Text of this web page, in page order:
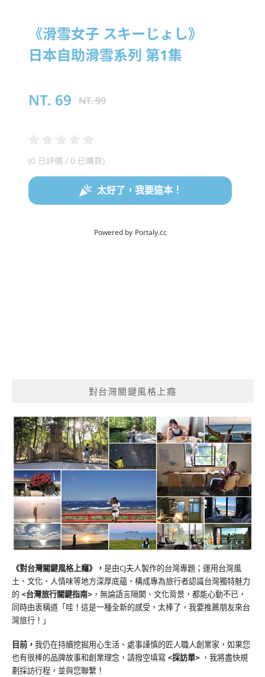
對台灣關鍵風格上癮
《對台灣關鍵風格上癮》 ， 是由CJ夫人製作的台灣專題；運用台灣風
土、文化、人情味等地方深厚底蘊，構成專為旅行者認識台灣獨特魅力
的 <台灣旅行關鍵指南> ，無論語言隔閡、文化背景，都能心動不已，
同時由衷稱道「哇！這是一種全新的感受，太棒了，我要推薦朋友來台
灣旅行！」
目前， 我仍在持續挖掘用心生活、處事謹慎的匠人職人創業家，如果您
也有很棒的品牌故事和創業理念，請撥空填寫 <採訪單> ，我將盡快規
劃採訪行程，並與您聯繫！